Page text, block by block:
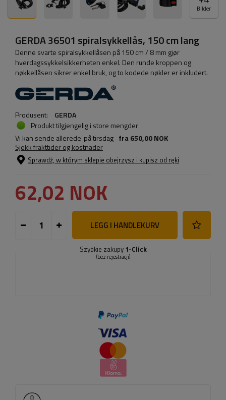
Bilder
GERDA 36501 spiralsykkellås, 150 cm lang
Denne svarte spiralsykkellåsen på 150 cm / 8 mm gjør
hverdagssykkelsikkerheten enkel. Den runde kroppen og
nøkkellåsen sikrer enkel bruk, og to kodede nøkler er inkludert.
Produsent:
GERDA
Produkt tilgjengelig i store mengder
Vi kan sende allerede på tirsdag fra650,00 NOK
Sjekk frakttider og kostnader
Sprawdź, w którym sklepie obejrzysz i kupisz od ręki
62,02 NOK
LEGG I HANDLEKURV
Szybkie zakupy 1-Click
(bez rejestracji)